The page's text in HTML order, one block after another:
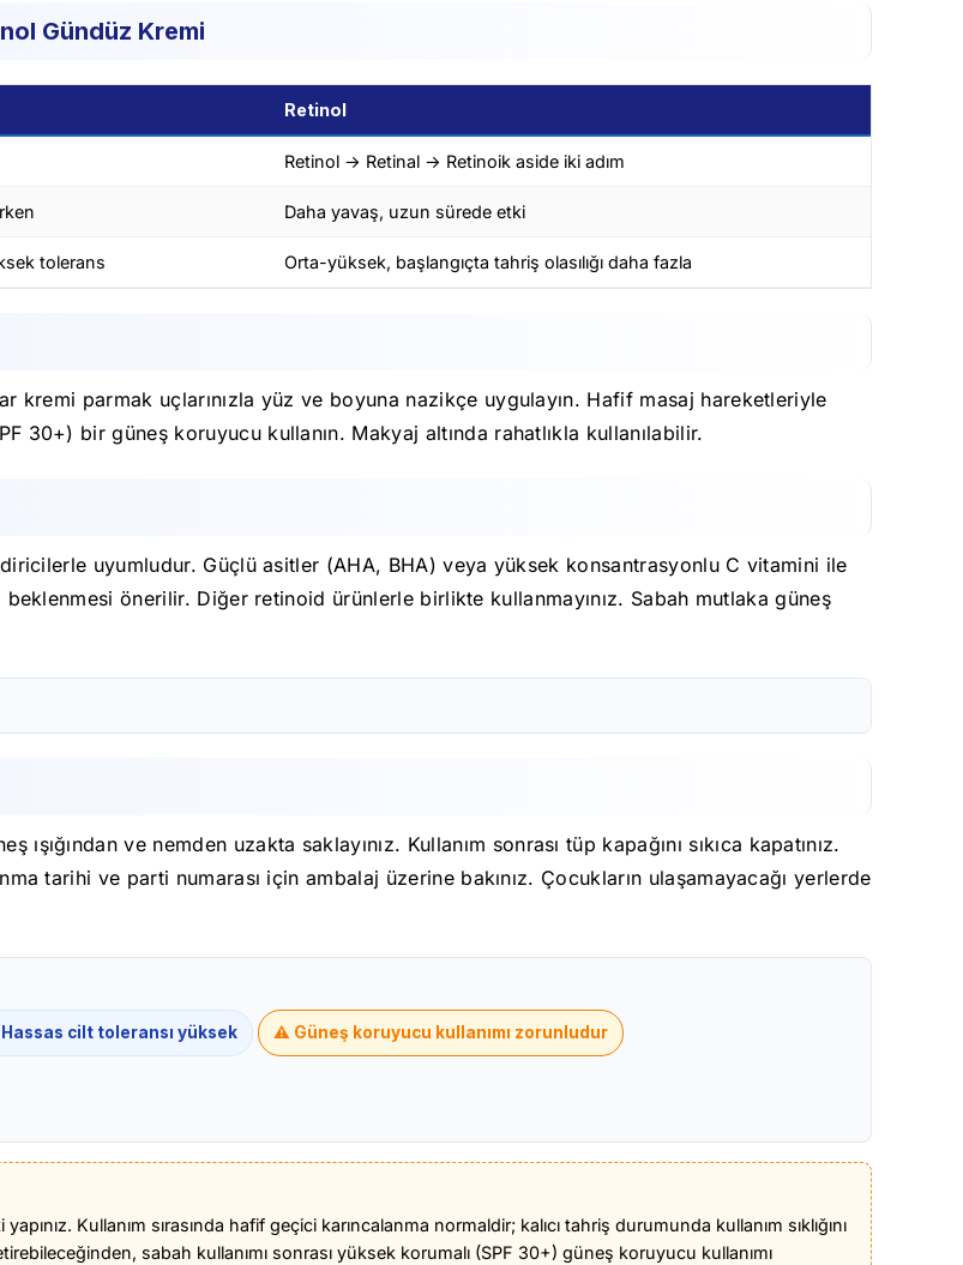
Gündüz Kremi
Retinol
Retinol → Retinal → Retinoik aside iki adım
Daha yavaş, uzun sürede etki
tolerans Orta-yüksek, başlangıçta tahriş olasılığı daha fazla
parmak uçlarınızla yüz ve boyuna nazikçe uygulayın. Hafif masaj hareketleriyle
30+) bir güneş koruyucu kullanın. Makyaj altında rahatlıkla kullanılabilir.
uyumludur. Güçlü asitler (AHA, BHA) veya yüksek konsantrasyonlu C vitamini ile
önerilir. Diğer retinoid ürünlerle birlikte kullanmayınız. Sabah mutlaka güneş
ve nemden uzakta saklayınız. Kullanım sonrası tüp kapağını sıkıca kapatınız.
tarihi ve parti numarası için ambalaj üzerine bakınız. Çocukların ulaşamayacağı yerlerde
cilt toleransı yüksek ⚠️ Güneş koruyucu kullanımı zorunludur
Kullanım sırasında hafif geçici karıncalanma normaldir; kalıcı tahriş durumunda kullanım sıklığını
sabah kullanımı sonrası yüksek korumalı (SPF 30+) güneş koruyucu kullanımı